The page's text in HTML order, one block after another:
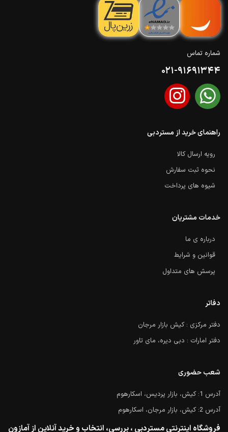
شماره تماس
021-91691344
راهنمای خرید از مستردبی
رویه ارسال کالا
نحوه ثبت سفارش
شیوه های پرداخت
خدمات مشتریان
درباره ی ما
قوانین و شرایط
پرسش های متداول
دفاتر
دفتر مرکزی : کیش بازار مرجان
دفتر امارات : دبی دیره، مای تاور
شعب حضوری
آدرس 1: کیش، بازار پردیس، اسکارهوم
آدرس 2: کیش، بازار مرجان، اسکارهوم
فروشگاه اینترنتی مستردبی ، بررسی، انتخاب و خرید آنلاین از آمازون